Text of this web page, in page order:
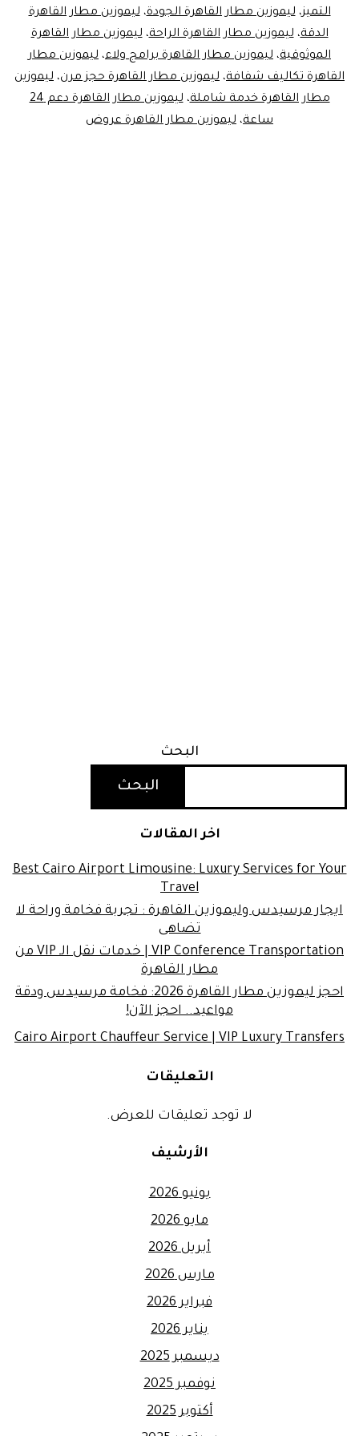
!
التميز،ليموزين مطار القاهرة الجودة،ليموزين مطار القاهرة
الدقة،ليموزين مطار القاهرة الراحة،ليموزين مطار القاهرة
الموثوقية، ليموزين مطار القاهرة برامج ولاء، ليموزين مطار
القاهرة تكاليف شفافة، ليموزين مطار القاهرة حجز مرن، ليموزين
مطار القاهرة خدمة شاملة،
ليموزين مطار القاهرة دعم 24
ساعة، ليموزين مطار القاهرة عروض
البحث
البحث
اخر المقالات
Best Cairo Airport Limousine: Luxury Services for Your
Travel
ايجار مرسيدس وليموزين القاهرة : تجربة فخامة وراحة لا
تضاهى
VIP Conference Transportation | خدمات نقل الـ VIP من
مطار القاهرة
احجز ليموزين مطار القاهرة 2026: فخامة مرسيدس ودقة
مواعيد.. احجز الآن!
Cairo Airport Chauffeur Service | VIP Luxury Transfers
التعليقات
لا توجد تعليقات للعرض.
الأرشيف
يونيو 2026
مايو 2026
أبريل 2026
مارس 2026
فبراير 2026
يناير 2026
ديسمبر 2025
نوفمبر 2025
أكتوبر 2025